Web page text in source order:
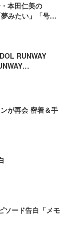
本田仁美の
みたい」「号泣
RUNWAY
が再会 密着＆手
ソード告白「メモ